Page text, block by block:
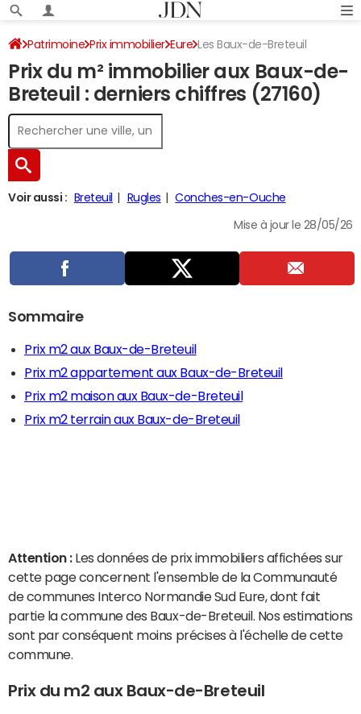
Patrimoine Prix immobilier Eure Les Baux-de-Breteuil
Prix du m² immobilier aux Baux-de-
Breteuil : derniers chiffres (27160)
Voir aussi : Breteuil Rugles Conches-en-Ouche
Mise à jour le 28/05/26
Sommaire
Prix m2 aux Baux-de-Breteuil
Prix m2 appartement aux Baux-de-Breteuil
Prix m2 maison aux Baux-de-Breteuil
Prix m2 terrain aux Baux-de-Breteuil
Attention : Les données de prix immobiliers affichées sur
cette page concernent l'ensemble de la Communauté
de communes Interco Normandie Sud Eure, dont fait
partie la commune des Baux-de-Breteuil. Nos estimations
sont par conséquent moins précises à l'échelle de cette
commune.
Prix du m2 aux Baux-de-Breteuil